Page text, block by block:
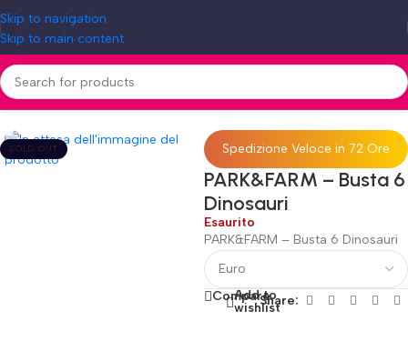
Skip to navigation
Skip to main content
Home»Shop»PARK&FARM – Busta 6 Dinosauri
SOLD OUT Spedizione Veloce in 72 Ore
PARK&FARM – Busta 6
Dinosauri
Esaurito
PARK&FARM – Busta 6 Dinosauri
Compare
Add to
wishlistShare: